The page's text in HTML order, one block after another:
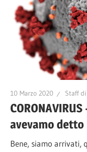
10 Marzo 2020 Staff
avevamo detto
Bene, siamo arrivati,